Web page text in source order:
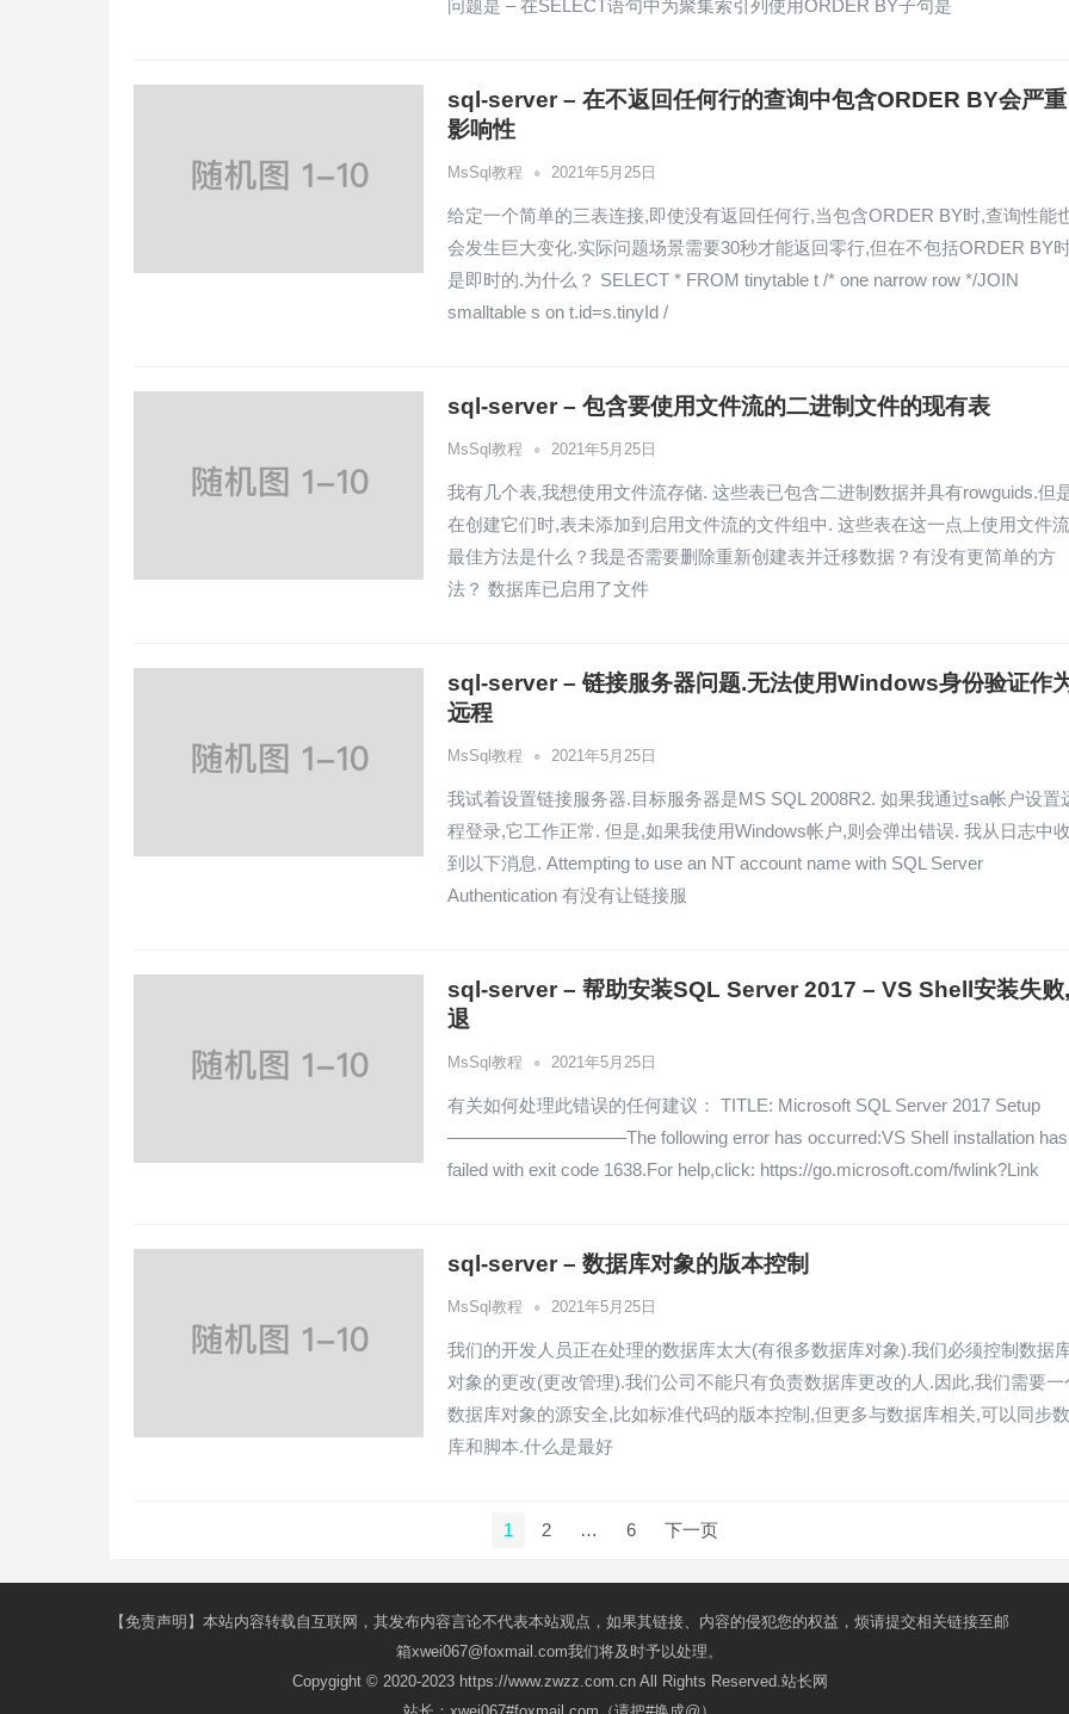
问题是 – 在SELECT语句中为聚集索引列使用ORDER BY子句是
sql-server – 在不返回任何行的查询中包含ORDER BY会严重
影响性
MsSql教程 • 2021年5月25日
给定一个简单的三表连接,即使没有返回任何行,当包含ORDER BY时,查询性能
会发生巨大变化.实际问题场景需要30秒才能返回零行,但在不包括ORDER BY
是即时的.为什么？ SELECT * FROM tinytable t /* one narrow row */JOIN
smalltable s on t.id=s.tinyId /
sql-server – 包含要使用文件流的二进制文件的现有表
MsSql教程 • 2021年5月25日
我有几个表,我想使用文件流存储. 这些表已包含二进制数据并具有rowguids.但
在创建它们时,表未添加到启用文件流的文件组中. 这些表在这一点上使用文件
最佳方法是什么？我是否需要删除重新创建表并迁移数据？有没有更简单的方
法？ 数据库已启用了文件
sql-server – 链接服务器问题.无法使用Windows身份验证作
远程
MsSql教程 • 2021年5月25日
我试着设置链接服务器.目标服务器是MS SQL 2008R2. 如果我通过sa帐户设置
程登录,它工作正常. 但是,如果我使用Windows帐户,则会弹出错误. 我从日志中收
到以下消息. Attempting to use an NT account name with SQL Server
Authentication 有没有让链接服
sql-server – 帮助安装SQL Server 2017 – VS Shell安装失败,
退
MsSql教程 • 2021年5月25日
有关如何处理此错误的任何建议： TITLE: Microsoft SQL Server 2017 Setup
——————————The following error has occurred:VS Shell installation has
failed with exit code 1638.For help,click: https://go.microsoft.com/fwlink?Link
sql-server – 数据库对象的版本控制
MsSql教程 • 2021年5月25日
我们的开发人员正在处理的数据库太大(有很多数据库对象).我们必须控制数据
对象的更改(更改管理).我们公司不能只有负责数据库更改的人.因此,我们需要一
数据库对象的源安全,比如标准代码的版本控制,但更多与数据库相关,可以同步
库和脚本.什么是最好
1 2 … 6 下一页
【免责声明】本站内容转载自互联网，其发布内容言论不代表本站观点，如果其链接、内容的侵犯您的权益，烦请提交相关链接至邮
箱xwei067@foxmail.com我们将及时予以处理。
Copygight © 2020-2023 https://www.zwzz.com.cn All Rights Reserved.站长网